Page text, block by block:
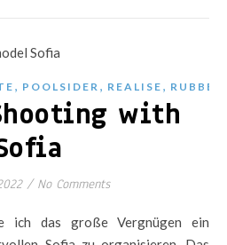
, POOLSIDER , REALISE ,
with
/ No Comments